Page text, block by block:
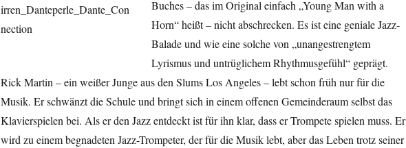
Buches – das im Original einfach „Young Man with a
Horn“ heißt – nicht abschrecken. Es ist eine geniale Jazz-
Balade und wie eine solche von „unangestrengtem
Lyrismus und untrüglichem Rhythmusgefühl“ geprägt.
Rick Martin – ein weißer Junge aus den Slums Los Angeles – lebt schon früh nur für die
Musik. Er schwänzt die Schule und bringt sich in einem offenen Gemeinderaum selbst das
Klavierspielen bei. Als er den Jazz entdeckt ist für ihn klar, dass er Trompete spielen muss. Er
wird zu einem begnadeten Jazz-Trompeter, der für die Musik lebt, aber das Leben trotz seiner